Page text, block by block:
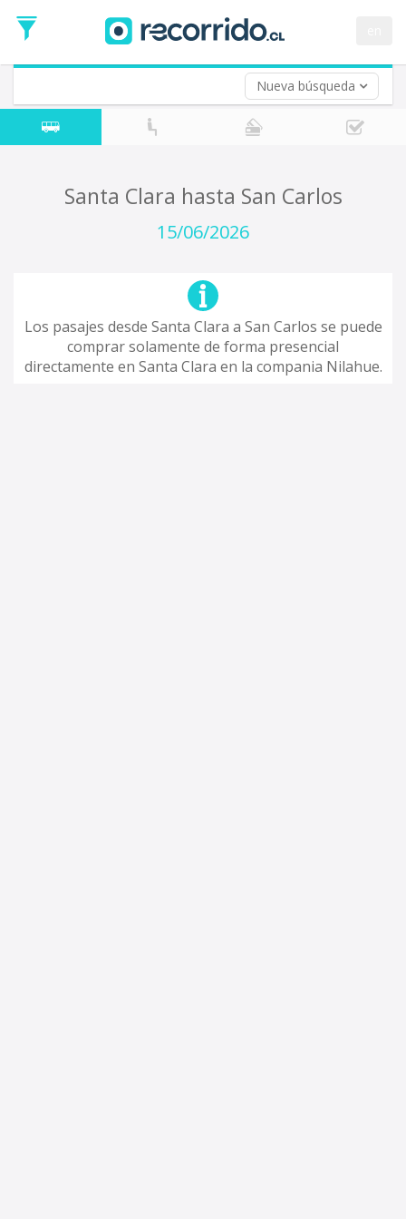
Nueva búsqueda
de
Ida
Vuelta (opcional)
Fecha
de
Santa Clara hasta San Carlos
15/06/2026
Los pasajes desde Santa Clara a San Carlos se puede
comprar solamente de forma presencial
directamente en Santa Clara en la compania Nilahue.